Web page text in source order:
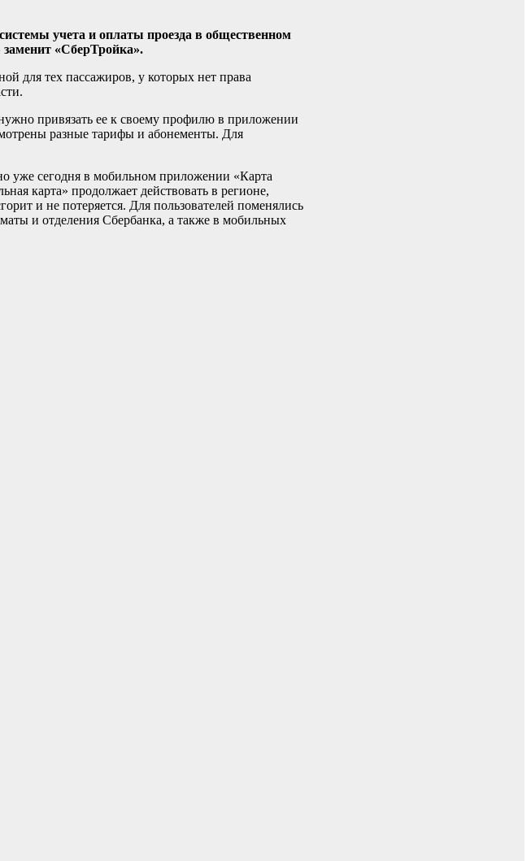
учета и оплаты проезда в общественном
«СберТройка».
для тех пассажиров, у которых нет права
привязать ее к своему профилю в приложении
разные тарифы и абонементы. Для
уже сегодня в мобильном приложении «Карта
карта» продолжает действовать в регионе,
и не потеряется. Для пользователей поменялись
и отделения Сбербанка, а также в мобильных